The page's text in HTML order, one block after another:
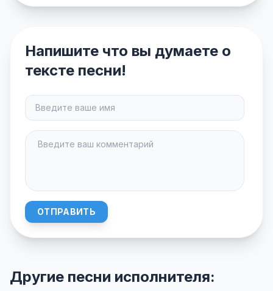
Напишите что вы думаете о
тексте песни!
ОТПРАВИТЬ
Другие песни исполнителя: